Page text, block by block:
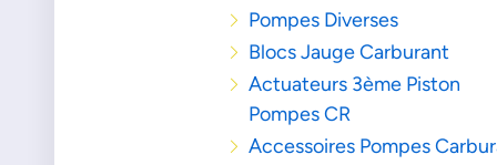
Pompes Diverses
Blocs Jauge Carburant
Actuateurs 3ème Piston
Pompes CR
Accessoires Pompes